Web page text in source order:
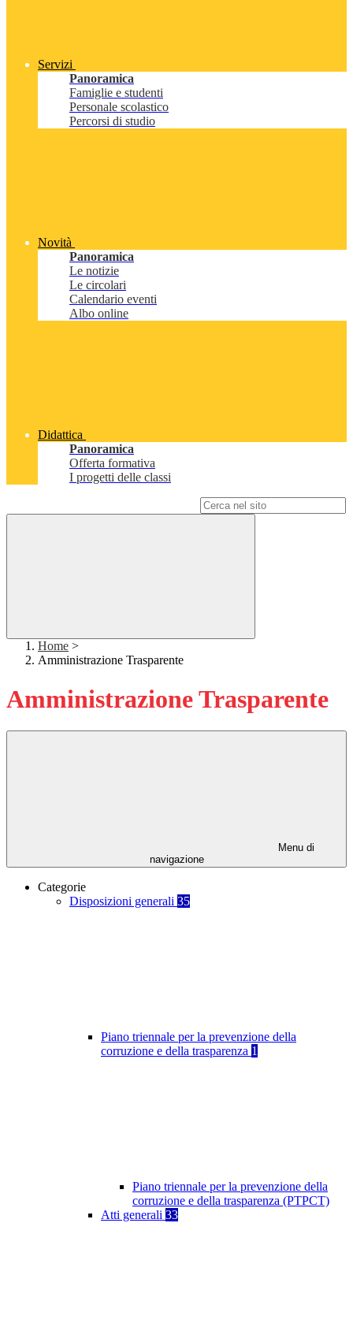
Servizi
Panoramica
Famiglie e studenti
Personale scolastico
Percorsi di studio
Novità
Panoramica
Le notizie
Le circolari
Calendario eventi
Albo online
Didattica
Panoramica
Offerta formativa
I progetti delle classi
Home >
Amministrazione Trasparente
Amministrazione Trasparente
Menu di
navigazione
Categorie
Disposizioni generali 35
Piano triennale per la prevenzione della
corruzione e della trasparenza 1
Piano triennale per la prevenzione della
corruzione e della trasparenza (PTPCT)
Atti generali 33